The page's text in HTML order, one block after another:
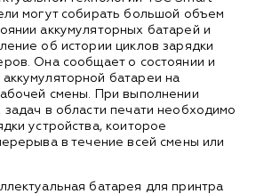
могут собирать большой объем
аккумуляторных батарей и
об истории циклов зарядки
Она сообщает о состоянии и
батареи на
смены. При выполнении
задач в области печати необходимо
устройства, коиторое
в течение всей смены или
батарея для принтра